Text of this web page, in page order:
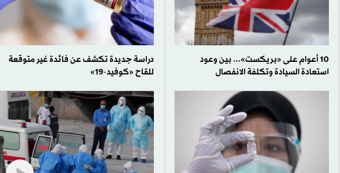
10 أعوام على «بريكست»... بين وعود
استعادة السيادة وتكلفة الانفصال
دراسة جديدة تكشف عن فائدة غير متوقعة
للقاح «كوفيد-19»